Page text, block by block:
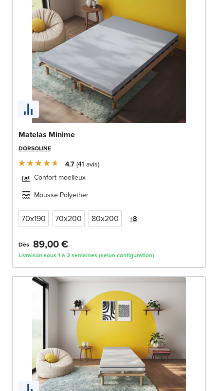
pour offrir un maintien optimal afin d’améliorer
naturellement la qualité de votre sommeil.
Matelas Minime
DORSOLINE
4.7 41 avis
Confort moelleux
Mousse Polyether
70x190 70x200 80x200 +8
Dès 89,00 €
Livraison sous 1 à 2 semaines (selon configuration)